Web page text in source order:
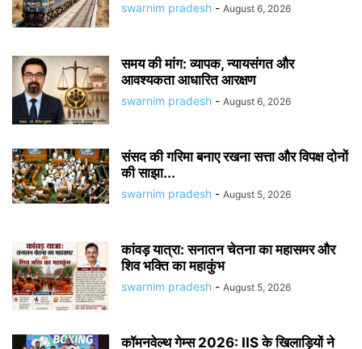
swarnim pradesh - August 6, 2026
समय की मांग: व्यापक, न्यायसंगत और
आवश्यकता आधारित आरक्षण
swarnim pradesh - August 6, 2026
संसद की गरिमा बनाए रखना सत्ता और विपक्ष दोनों
की साझा...
swarnim pradesh - August 5, 2026
कांवड़ यात्रा: सनातन चेतना का महासमर और
शिव भक्ति का महाकुंभ
swarnim pradesh - August 5, 2026
कॉमनवेल्थ गेम्स 2026: IIS के खिलाड़ियों ने